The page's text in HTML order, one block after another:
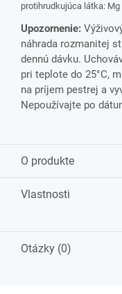
protihrudkujúca látka:
Upozornenie:
náhrada rozmanitej
dennú dávku.
pri teplote do 25°C,
na príjem pestrej a
Nepoužívajte po
O produkte
Vlastnosti
Otázky (0)